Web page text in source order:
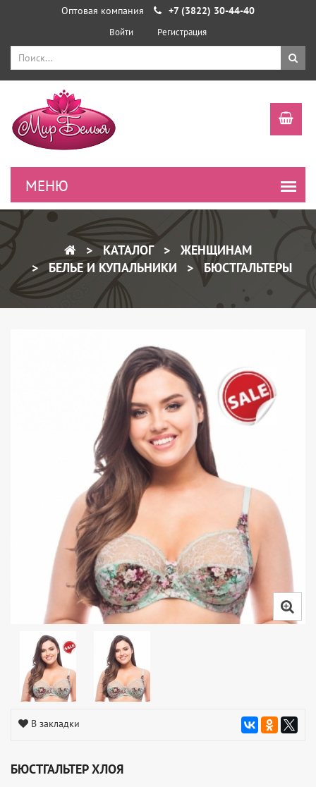
Оптовая компания +7 (3822) 30-44-40
Войти Регистрация
КАТАЛОГ
ЖЕНЩИНАМ
БЕЛЬЕ И КУПАЛЬНИКИ
БЮСТГАЛЬТЕРЫ
В закладки
БЮСТГАЛЬТЕР ХЛОЯ